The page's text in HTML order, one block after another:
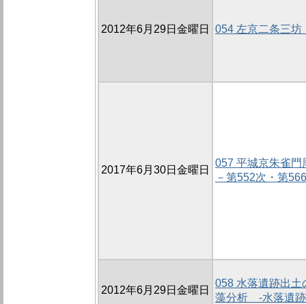
2012年6月29日金曜日 054 左京二条三
2017年6月30日金曜日
057 平城京朱雀門
－第552次・第
2012年6月29日金曜日
058 水落遺跡出土
藻分析 -水落遺跡